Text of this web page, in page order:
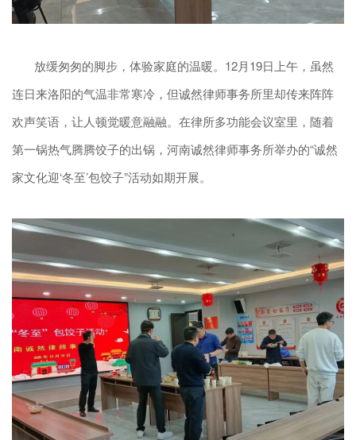
放缓匆匆的脚步，体验家庭的温暖。12月19日上午，虽然
连日来洛阳的气温非常寒冷，但诚然律师事务所里却传来阵阵
欢声笑语，让人顿觉暖意融融。在律所多功能会议室里，随着
第一锅热气腾腾饺子的出锅，河南诚然律师事务所举办的“诚然
家文化迎‘冬至’包饺子”活动如期开展。